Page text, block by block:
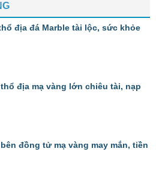
địa đá Marble tài lộc, sức khỏe
địa mạ vàng lớn chiêu tài, nạp
đồng tử mạ vàng may mắn, tiền